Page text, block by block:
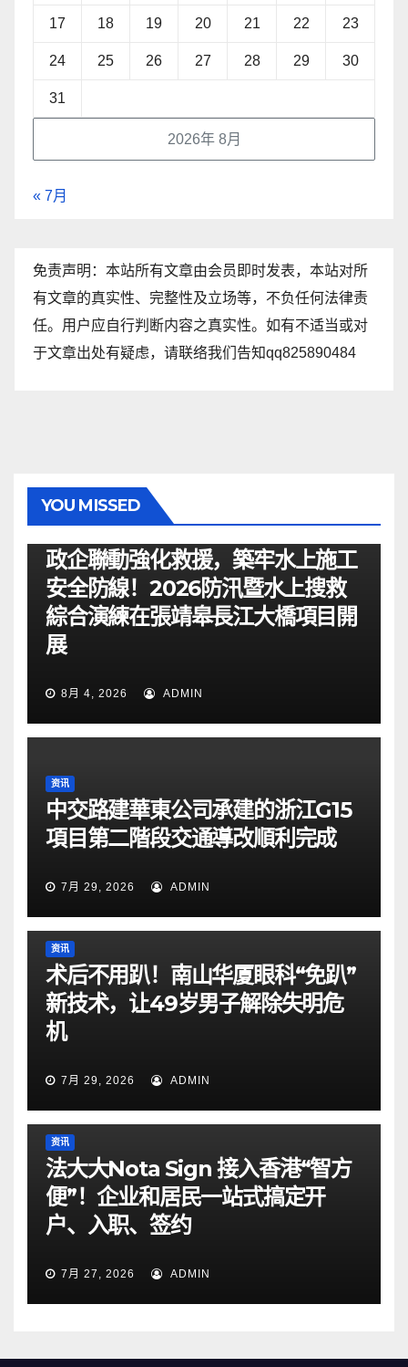
2026年 8月
17 18 19 20 21 22 23
24 25 26 27 28 29 30
31
« 7月
免责声明：本站所有文章由会员即时发表，本站对所
有文章的真实性、完整性及立场等，不负任何法律责
任。用户应自行判断内容之真实性。如有不适当或对
于文章出处有疑虑，请联络我们告知qq825890484
YOU MISSED
政企聯動強化救援，築牢水上施工
安全防線！2026防汛暨水上搜救
綜合演練在張靖皋長江大橋項目開
展
8月 4, 2026 ADMIN
资讯
中交路建華東公司承建的浙江G15
項目第二階段交通導改順利完成
7月 29, 2026 ADMIN
资讯
术后不用趴！南山华厦眼科“免趴”
新技术，让49岁男子解除失明危
机
7月 29, 2026 ADMIN
资讯
法大大Nota Sign 接入香港“智方
便”！企业和居民一站式搞定开
户、入职、签约
7月 27, 2026 ADMIN